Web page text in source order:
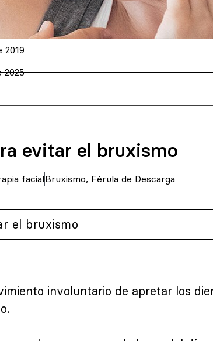
2019
2025
evitar el bruxismo
facialBruxismo, Férula de Descarga
el bruxismo
involuntario de apretar los